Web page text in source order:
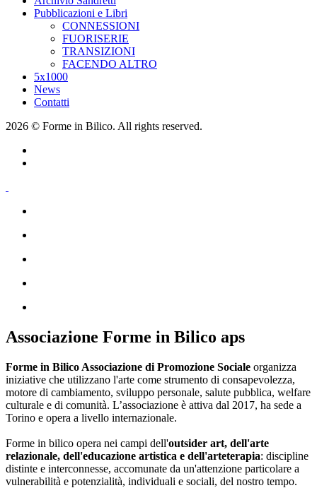
Pubblicazioni e Libri
CONNESSIONI
FUORISERIE
TRANSIZIONI
FACENDO ALTRO
5x1000
News
Contatti
2026 © Forme in Bilico. All rights reserved.
Associazione Forme in Bilico aps
Forme in Bilico Associazione di Promozione Sociale organizza
iniziative che utilizzano l'arte come strumento di consapevolezza,
motore di cambiamento, sviluppo personale, salute pubblica, welfare
culturale e di comunità. L’associazione è attiva dal 2017, ha sede a
Torino e opera a livello internazionale.
Forme in bilico opera nei campi dell'outsider art, dell'arte
relazionale, dell'educazione artistica e dell'arteterapia: discipline
distinte e interconnesse, accomunate da un'attenzione particolare a
vulnerabilità e potenzialità, individuali e sociali, del nostro tempo.